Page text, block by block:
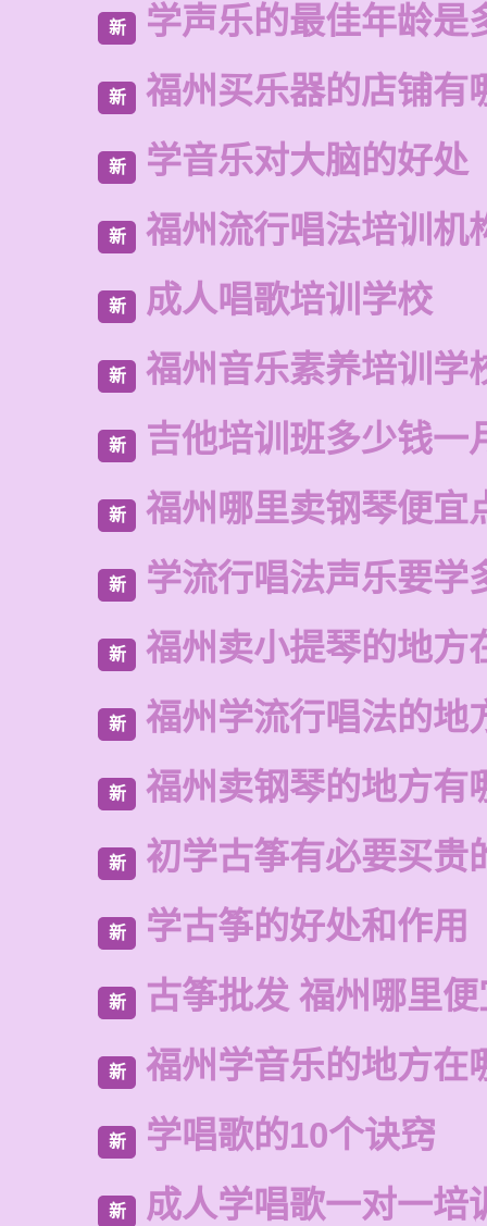
新 学声乐的最佳年龄是
新 福州买乐器的店铺有
新 学音乐对大脑的好处
新 福州流行唱法培训机
新 成人唱歌培训学校
新 福州音乐素养培训学
新 吉他培训班多少钱一
新 福州哪里卖钢琴便宜
新 学流行唱法声乐要学
新 福州卖小提琴的地方
新 福州学流行唱法的地
新 福州卖钢琴的地方有
新 初学古筝有必要买贵
新 学古筝的好处和作用
新 古筝批发 福州哪里便
新 福州学音乐的地方在
新 学唱歌的10个诀窍
新 成人学唱歌一对一培